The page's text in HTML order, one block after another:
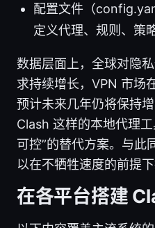
配置文件（
定义代理、规则、策
数据层面上，全球对隐
求持续增长，VPN 市场
预计未来几年仍将保持
Clash 这样的本地代理工
可控”的替代方案。与此
以在不牺牲速度的前提
在各平台搭建